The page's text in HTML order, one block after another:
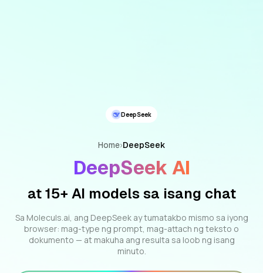
DeepSeek
Home›DeepSeek
DeepSeek AI
at 15+ AI models sa isang chat
Sa Moleculs.ai, ang DeepSeek ay tumatakbo mismo sa iyong
browser: mag-type ng prompt, mag-attach ng teksto o
dokumento — at makuha ang resulta sa loob ng isang
minuto.